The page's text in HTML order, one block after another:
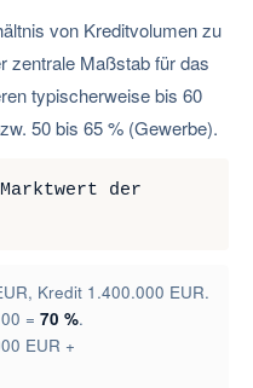
von Kreditvolumen zu
zentrale Maßstab für das
typischerweise bis 60
50 bis 65 % (Gewerbe).
der
Kredit 1.400.000 EUR.
= 70 %.
EUR +